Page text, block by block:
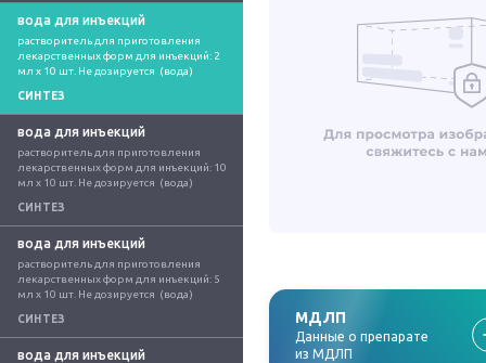
вода для инъекций
растворитель для приготовления
лекарственных форм для инъекций: 2
мл x 10 шт. Не дозируется  (вода)
СИНТЕЗ
вода для инъекций
растворитель для приготовления
лекарственных форм для инъекций: 10
мл x 10 шт. Не дозируется  (вода)
СИНТЕЗ
вода для инъекций
растворитель для приготовления
лекарственных форм для инъекций: 5
мл x 10 шт. Не дозируется  (вода)
СИНТЕЗ
вода для инъекций
МДЛП
Данные о препарате
из МДЛП